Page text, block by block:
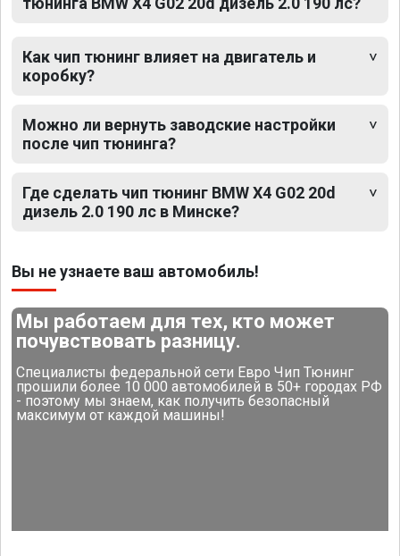
Как чип тюнинг влияет на двигатель и
коробку?
Можно ли вернуть заводские настройки
после чип тюнинга?
Где сделать чип тюнинг BMW X4 G02 20d
дизель 2.0 190 лс в Минске?
Вы не узнаете ваш автомобиль!
Мы работаем для тех, кто может
почувствовать разницу.
Специалисты федеральной сети Евро Чип Тюнинг
прошили более 10 000 автомобилей в 50+ городах РФ
- поэтому мы знаем, как получить безопасный
максимум от каждой машины!